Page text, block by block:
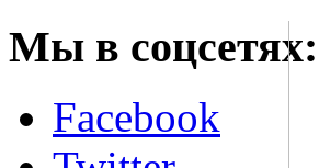
Мы в соцсетях:
Facebook